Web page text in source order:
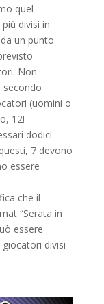
quel
divisi in
un punto
Non
secondo
(uomini o
12!
dodici
7 devono
essere
che il
“Serata in
essere
divisi